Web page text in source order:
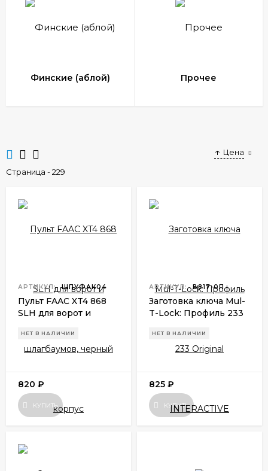
Финские (аблой) Прочее
Цена
Страница - 229
АРТИКУЛ: ШПУФАК04
Пульт FAAC XT4 868
SLH для ворот и
корпус
НЕТ В НАЛИЧИИ
820 ₽
КУПИТЬ
АРТИКУЛ: В817-0П
Заготовка ключа Mul-
T-Lock: Профиль 233
НЕТ В НАЛИЧИИ
825 ₽
КУПИТЬ